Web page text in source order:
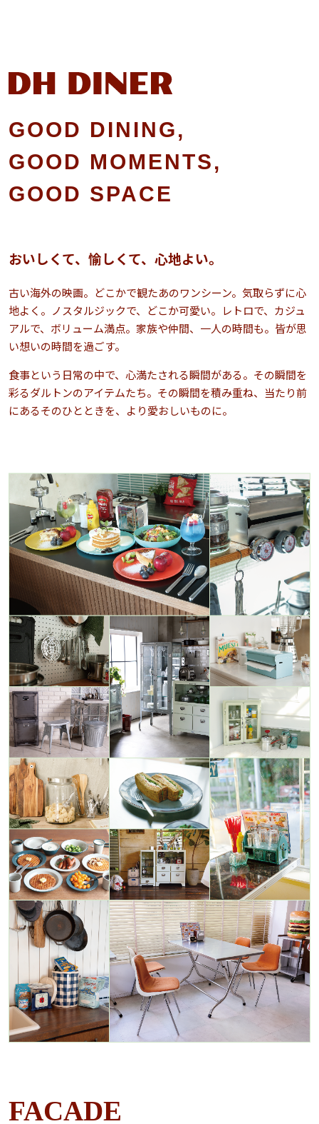
GOOD DINING,
GOOD MOMENTS,
GOOD SPACE
おいしくて、愉しくて、心地よい。
古い海外の映画。どこかで観たあのワンシーン。気取らずに心
地よく。ノスタルジックで、どこか可愛い。レトロで、カジュ
アルで、ボリューム満点。家族や仲間、一人の時間も。皆が思
い想いの時間を過ごす。
食事という日常の中で、心満たされる瞬間がある。その瞬間を
彩るダルトンのアイテムたち。その瞬間を積み重ね、当たり前
にあるそのひとときを、より愛おしいものに。
FACADE